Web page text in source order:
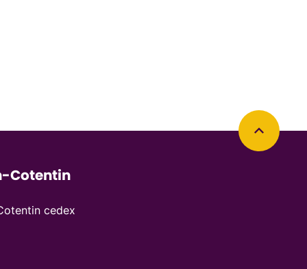
Retourner en haut de la page
Cotentin
cedex